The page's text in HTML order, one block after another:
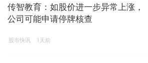
传智教育：如股价进一步异常上涨，
公司可能申请停牌核查
股市快讯 1天前